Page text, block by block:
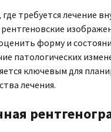
требуется лечение
рентгеновские
форму и
патологических
ключевым для
лечения.